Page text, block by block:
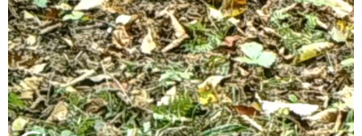
北京 天津 河北 山西
辽宁 吉林 上海 江苏
浙江 安徽 福建 江西
山东 河南 湖北 湖南